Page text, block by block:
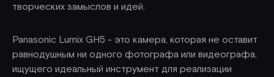
творческих замыслов и идей.
Panasonic Lumix GH5 - это камера, которая не оставит
равнодушным ни одного фотографа или видеографа,
ищущего идеальный инструмент для реализации